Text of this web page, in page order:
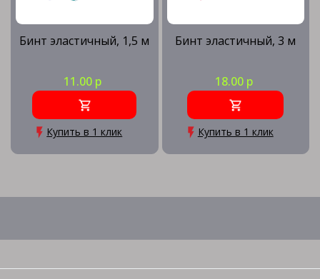
Бинт эластичный, 1,5 м
11.00 р
Купить в 1 клик
Бинт эластичный, 3 м
18.00 р
Купить в 1 клик